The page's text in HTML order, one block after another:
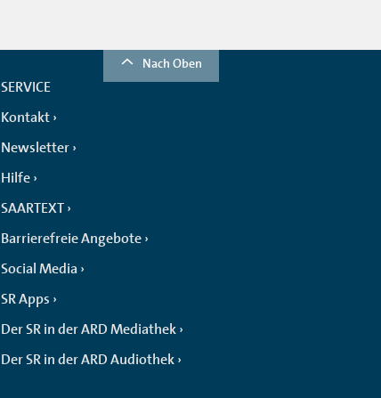
Nach Oben
SERVICE
Kontakt
Newsletter
Hilfe
SAARTEXT
Barrierefreie Angebote
Social Media
SR Apps
Der SR in der ARD Mediathek
Der SR in der ARD Audiothek